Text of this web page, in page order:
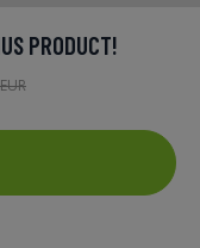
PRODUCT!